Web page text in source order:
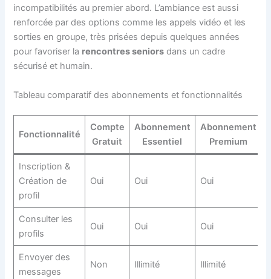
incompatibilités au premier abord. L’ambiance est aussi
renforcée par des options comme les appels vidéo et les
sorties en groupe, très prisées depuis quelques années
pour favoriser la rencontres seniors dans un cadre
sécurisé et humain.
Tableau comparatif des abonnements et fonctionnalités
Fonctionnalité
Compte
Gratuit
Abonnement
Essentiel
Abonnement
Premium
Inscription &
Création de
profil
Oui Oui Oui
Consulter les
profils
Oui Oui Oui
Envoyer des
messages
Non Illimité Illimité